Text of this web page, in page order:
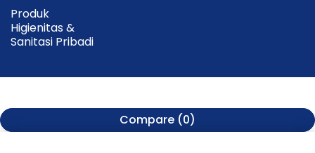
Produk
Higienitas &
Sanitasi Pribadi
Compare (0)